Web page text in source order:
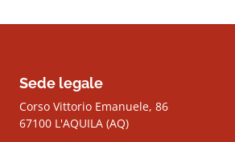
Sede legale
Corso Vittorio Emanuele, 86
67100 L'AQUILA (AQ)